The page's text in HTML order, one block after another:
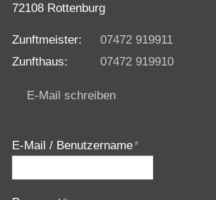
72108 Rottenburg
Zunftmeister:
07472 919911
Zunfthaus:
07472 919910
E-Mail schreiben
E-Mail / Benutzername*